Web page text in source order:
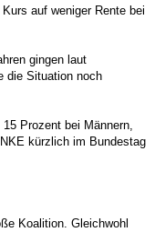
auf weniger Rente bei
gingen laut
die Situation noch
Prozent bei Männern,
kürzlich im Bundestag
Koalition. Gleichwohl